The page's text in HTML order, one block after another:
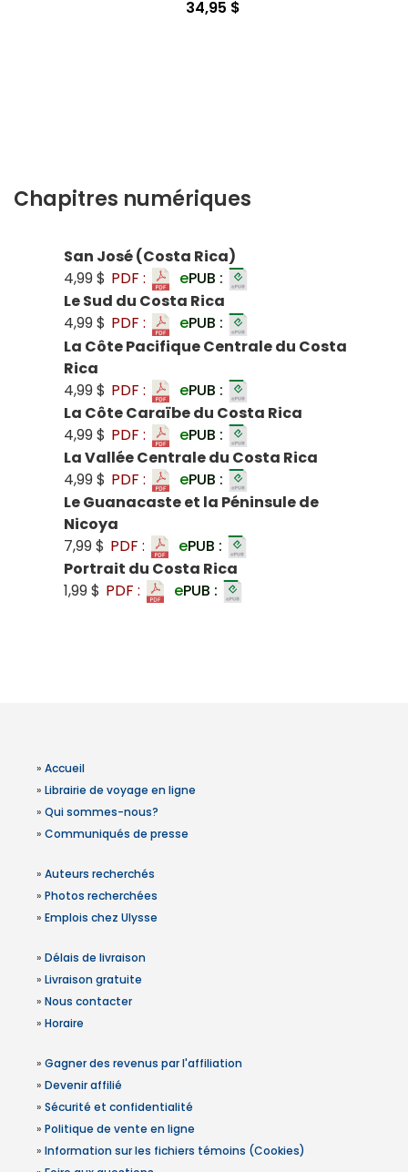
34,95 $
Chapitres numériques
San José (Costa Rica)
4,99 $ PDF : ePUB :
Le Sud du Costa Rica
4,99 $ PDF : ePUB :
La Côte Pacifique Centrale du Costa
Rica
4,99 $ PDF : ePUB :
La Côte Caraïbe du Costa Rica
4,99 $ PDF : ePUB :
La Vallée Centrale du Costa Rica
4,99 $ PDF : ePUB :
Le Guanacaste et la Péninsule de
Nicoya
7,99 $ PDF : ePUB :
Portrait du Costa Rica
1,99 $ PDF : ePUB :
» Accueil
» Librairie de voyage en ligne
» Qui sommes-nous?
» Communiqués de presse
» Auteurs recherchés
» Photos recherchées
» Emplois chez Ulysse
» Délais de livraison
» Livraison gratuite
» Nous contacter
» Horaire
» Gagner des revenus par l'affiliation
» Devenir affilié
» Sécurité et confidentialité
» Politique de vente en ligne
» Information sur les fichiers témoins (Cookies)